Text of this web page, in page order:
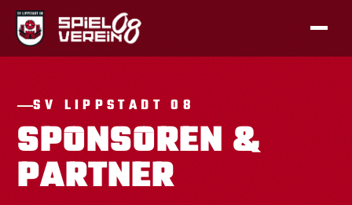
SV LIPPSTADT 08
SPONSOREN &
PARTNER